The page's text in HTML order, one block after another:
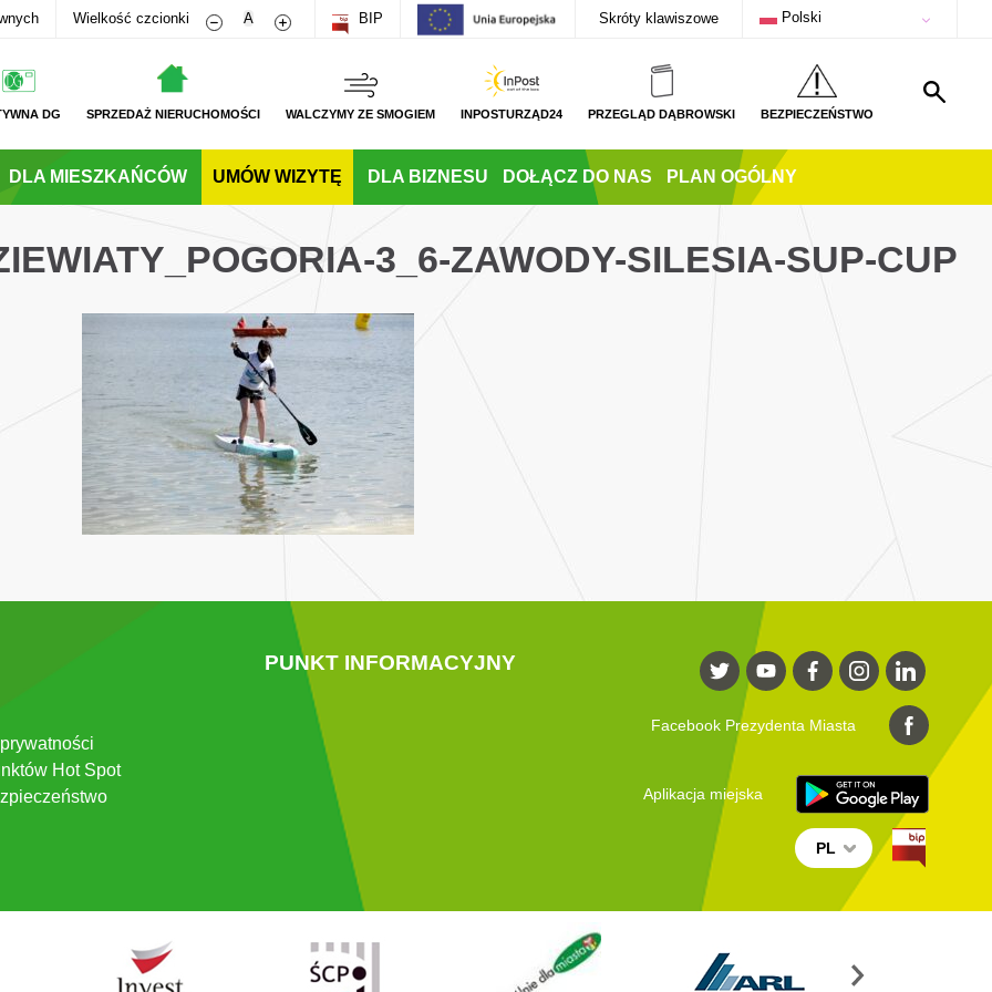
Wielkość czcionki Zmniejsz rozmiar czcionki
A Zwiększ rozmiar czcionki
BIP Skróty klawiszowe Polski
DG SPRZEDAŻ NIERUCHOMOŚCI WALCZYMY ZE SMOGIEM INPOSTURZĄD24 PRZEGLĄD DĄBROWSKI BEZPIECZEŃSTWO
DLA MIESZKAŃCÓW UMÓW WIZYTĘ DLA BIZNESU DOŁĄCZ DO NAS PLAN OGÓLNY
3_6-ZAWODY-SILESIA-SUP-CUP
Hot Spot
PUNKT INFORMACYJNY
Facebook Prezydenta Miasta
Aplikacja miejska
PL